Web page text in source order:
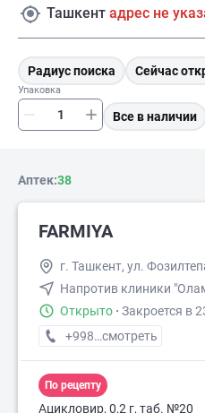
Ташкент адрес не
Радиус поиска Сейчас
Упаковка
Все в наличии
Аптек:38
FARMIYA
г. Ташкент, ул.
Напротив клиники
Открыто · Закроется в
+998 (95) XXX-XX-XX
смотреть
По рецепту
Ацикловир, 0,2 г, таб. №20